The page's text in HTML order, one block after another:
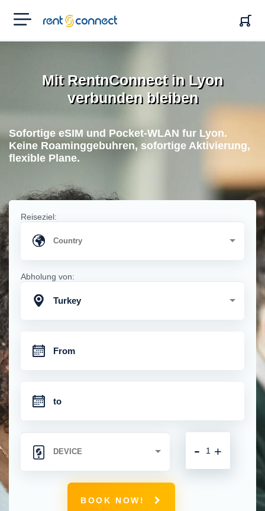
RENT'N
CONNECT
Mit RentnConnect in Lyon
verbunden bleiben
Sofortige eSIM und Pocket-WLAN fur Lyon.
Keine Roaminggebuhren, sofortige Aktivierung,
flexible Plane.
Reiseziel:
Abholung von:
Turkey
+
-
BOOK NOW!